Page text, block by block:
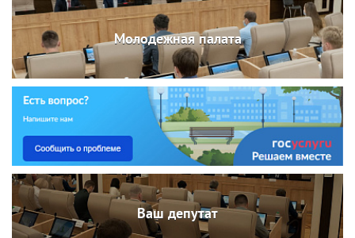
Молодежная палата
Ваш депутат